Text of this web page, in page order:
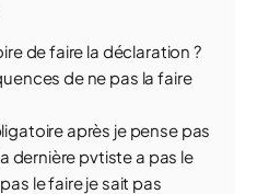
de faire la déclaration ?
de ne pas la faire
après je pense pas
dernière pvtiste a pas le
le faire je sait pas